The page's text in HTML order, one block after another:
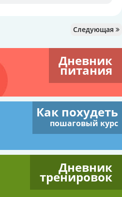
Следующая
Дневник
питания
Как похудеть
пошаговый курс
Дневник
тренировок